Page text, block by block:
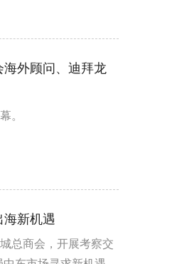
海外顾问、迪拜龙
。
海新机遇
总商会，开展考察交